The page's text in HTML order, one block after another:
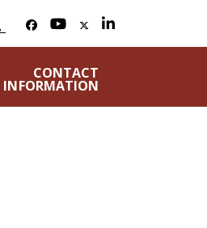
CONTACT
INFORMATION